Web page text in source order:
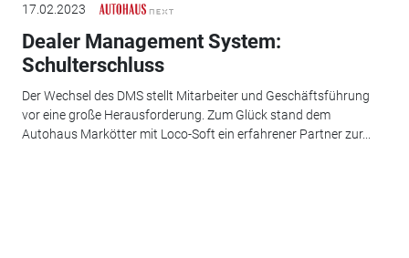
17.02.2023
Dealer Management System:
Schulterschluss
Der Wechsel des DMS stellt Mitarbeiter und Geschäftsführung
vor eine große Herausforderung. Zum Glück stand dem
Autohaus Markötter mit Loco-Soft ein erfahrener Partner zur...